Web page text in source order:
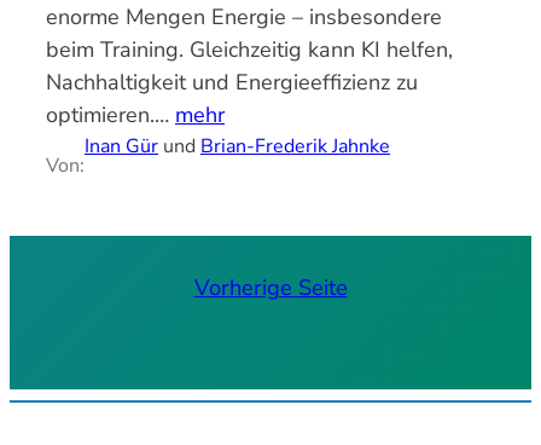
enorme Mengen Energie – insbesondere
beim Training. Gleichzeitig kann KI helfen,
Nachhaltigkeit und Energieeffizienz zu
optimieren.… mehr
Von:
Inan Gür und Brian-Frederik Jahnke
Vorherige Seite